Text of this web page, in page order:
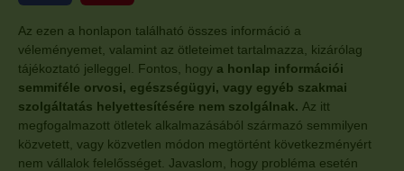
Az ezen a honlapon található összes információ a
véleményemet, valamint az ötleteimet tartalmazza, kizárólag
tájékoztató jelleggel. Fontos, hogy a honlap információi
semmiféle orvosi, egészségügyi, vagy egyéb szakmai
szolgáltatás helyettesítésére nem szolgálnak. Az itt
megfogalmazott ötletek alkalmazásából származó semmilyen
közvetett, vagy közvetlen módon megtörtént következményért
nem vállalok felelősséget. Javaslom, hogy probléma esetén